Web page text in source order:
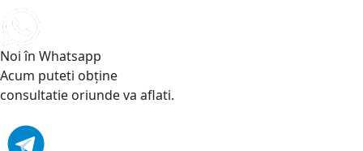
Noi în Whatsapp
Acum puteti obține
consultatie oriunde va aflati.